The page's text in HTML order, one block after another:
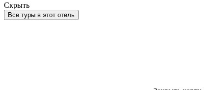
Скрыть
Все туры в этот отель